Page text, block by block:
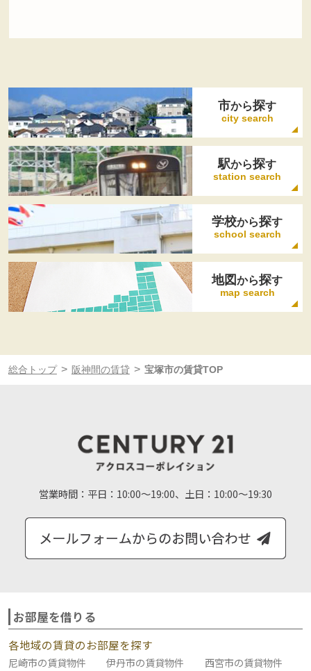
市から探す
city search
駅から探す
station search
学校から探す
school search
地図から探す
map search
総合トップ > 阪神間の賃貸 > 宝塚市の賃貸TOP
営業時間： 平日：10:00～19:00、土日：10:00～19:30
お部屋を借りる
各地域の賃貸のお部屋を探す
尼崎市の賃貸物件 伊丹市の賃貸物件
西宮市の賃貸物件